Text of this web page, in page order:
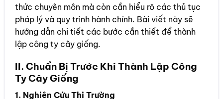
thức chuyên môn mà còn cần hiểu rõ các thủ tục
pháp lý và quy trình hành chính. Bài viết này sẽ
hướng dẫn chi tiết các bước cần thiết để thành
lập công ty cây giống.
II. Chuẩn Bị Trước Khi Thành Lập Công
Ty Cây Giống
1. Nghiên Cứu Thị Trường